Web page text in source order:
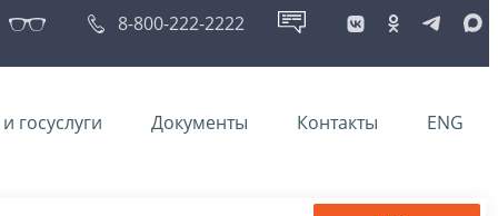
8-800-222-2222
госуслуги Документы Контакты ENG